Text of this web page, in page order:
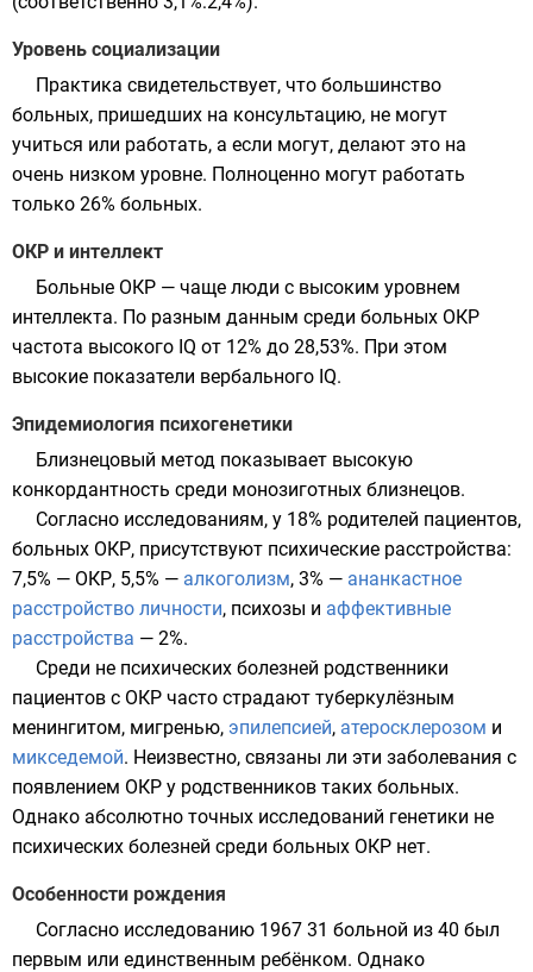
Уровень социализации
Практика свидетельствует, что большинство
больных, пришедших на консультацию, не могут
учиться или работать, а если могут, делают это на
очень низком уровне. Полноценно могут работать
только 26% больных.
ОКР и интеллект
Больные ОКР — чаще люди с высоким уровнем
интеллекта. По разным данным среди больных ОКР
частота высокого IQ от 12% до 28,53%. При этом
высокие показатели вербального IQ.
Эпидемиология психогенетики
Близнецовый метод показывает высокую
конкордантность среди монозиготных близнецов.
Согласно исследованиям, у 18% родителей пациентов,
больных ОКР, присутствуют психические расстройства:
7,5% — ОКР, 5,5% — алкоголизм, 3% — ананкастное
расстройство личности, психозы и аффективные
расстройства — 2%.
Среди не психических болезней родственники
пациентов с ОКР часто страдают туберкулёзным
менингитом, мигренью, эпилепсией, атеросклерозом и
микседемой. Неизвестно, связаны ли эти заболевания с
появлением ОКР у родственников таких больных.
Однако абсолютно точных исследований генетики не
психических болезней среди больных ОКР нет.
Особенности рождения
Согласно исследованию 1967 31 больной из 40 был
первым или единственным ребёнком. Однако